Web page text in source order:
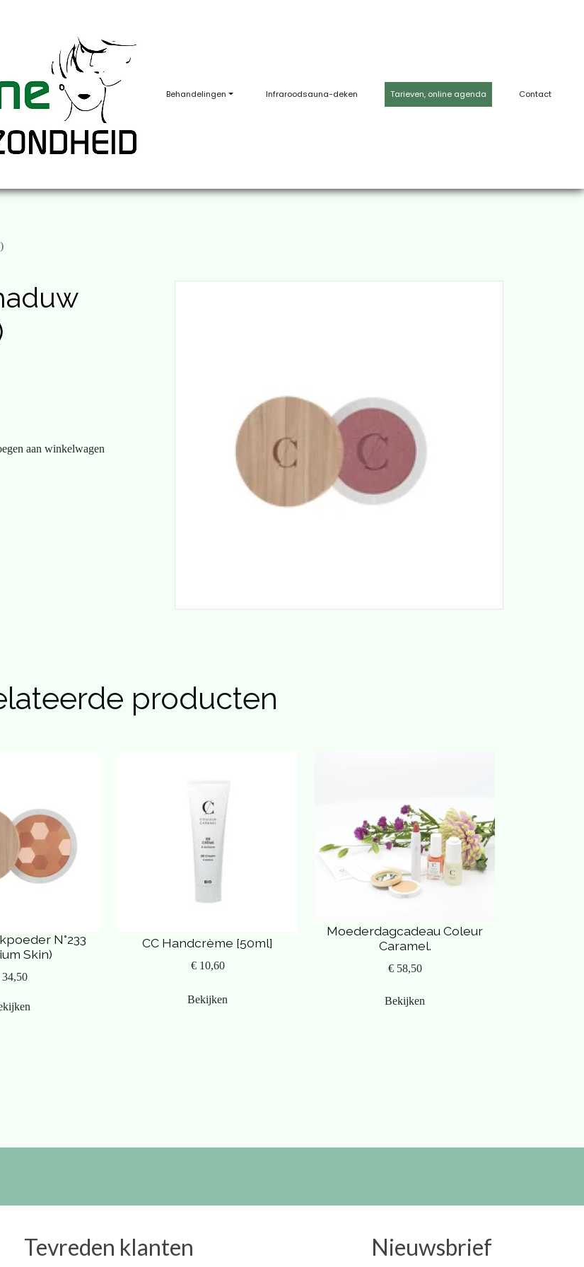
Behandelingen Infraroodsauna-deken Tarieven, online agenda Contact
aan winkelwagen
producten
N°233
Skin)
34,50
CC Handcrème [50ml]
€ 10,60
Bekijken
Moederdagcadeau Coleur
Caramel.
€ 58,50
Bekijken
Tevreden klanten Nieuwsbrief